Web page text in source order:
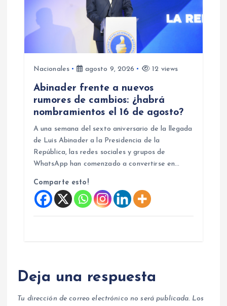
Nacionales agosto 9, 2026 12 views
Abinader frente a nuevos
rumores de cambios: ¿habrá
nombramientos el 16 de agosto?
A una semana del sexto aniversario de la llegada
de Luis Abinader a la Presidencia de la
República, las redes sociales y grupos de
WhatsApp han comenzado a convertirse en…
Comparte esto!
Deja una respuesta
Tu dirección de correo electrónico no será publicada. Los